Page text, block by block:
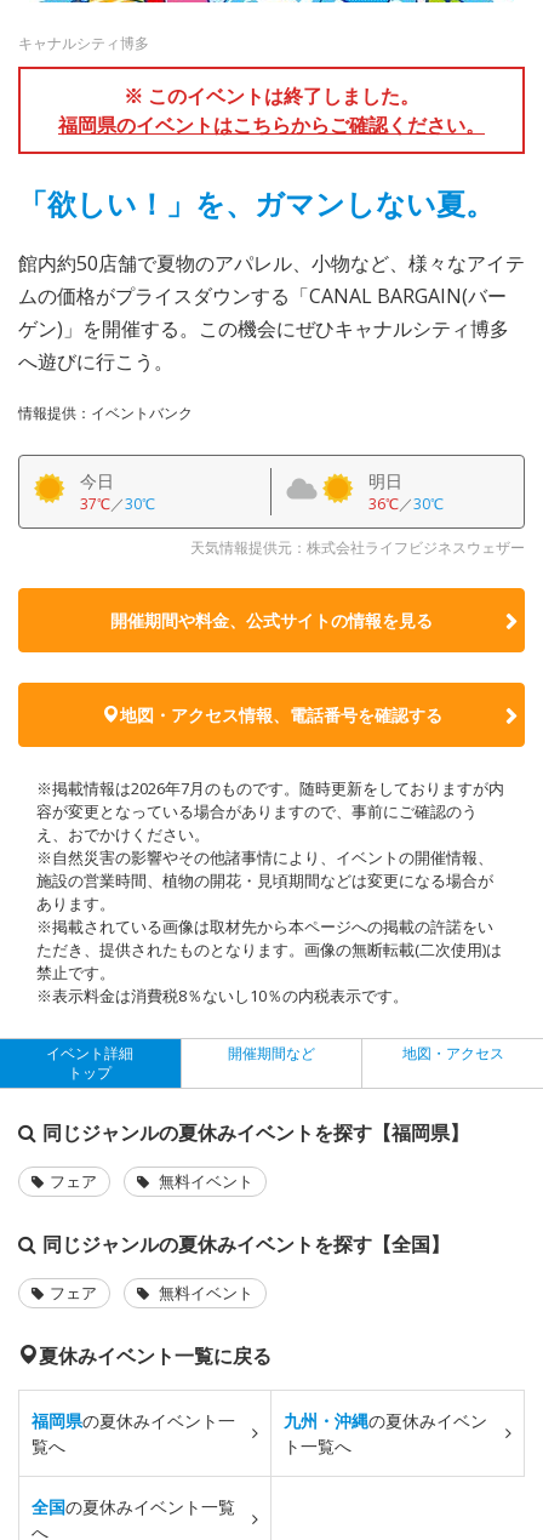
キャナルシティ博多
※ このイベントは終了しました。
福岡県のイベントはこちらからご確認ください。
「欲しい！」を、ガマンしない夏。
館内約50店舗で夏物のアパレル、小物など、様々なアイテ
ムの価格がプライスダウンする「CANAL BARGAIN(バー
ゲン)」を開催する。この機会にぜひキャナルシティ博多
へ遊びに行こう。
情報提供：イベントバンク
今日
37℃／30℃
明日
36℃／30℃
天気情報提供元：株式会社ライフビジネスウェザー
開催期間や料金、公式サイトの情報を見る
地図・アクセス情報、電話番号を確認する
※掲載情報は2026年7月のものです。随時更新をしておりますが内
容が変更となっている場合がありますので、事前にご確認のう
え、おでかけください。
※自然災害の影響やその他諸事情により、イベントの開催情報、
施設の営業時間、植物の開花・見頃期間などは変更になる場合が
あります。
※掲載されている画像は取材先から本ページへの掲載の許諾をい
ただき、提供されたものとなります。画像の無断転載(二次使用)は
禁止です。
※表示料金は消費税8％ないし10％の内税表示です。
イベント詳細
トップ
開催期間など 地図・アクセス
同じジャンルの夏休みイベントを探す【福岡県】
フェア 無料イベント
同じジャンルの夏休みイベントを探す【全国】
フェア 無料イベント
夏休みイベント一覧に戻る
福岡県の夏休みイベント一
覧へ
九州・沖縄の夏休みイベン
ト一覧へ
全国の夏休みイベント一覧
へ